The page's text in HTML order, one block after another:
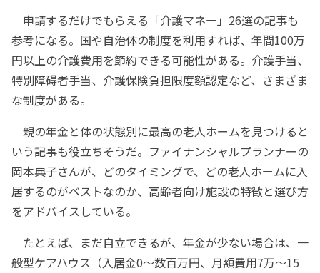
申請するだけでもらえる「介護マネー」26選の記事も
参考になる。国や自治体の制度を利用すれば、年間100万
円以上の介護費用を節約できる可能性がある。介護手当、
特別障碍者手当、介護保険負担限度額認定など、さまざま
な制度がある。
親の年金と体の状態別に最高の老人ホームを見つけると
いう記事も役立ちそうだ。ファイナンシャルプランナーの
岡本典子さんが、どのタイミングで、どの老人ホームに入
居するのがベストなのか、高齢者向け施設の特徴と選び方
をアドバイスしている。
たとえば、まだ自立できるが、年金が少ない場合は、一
般型ケアハウス（入居金0～数百万円、月額費用7万～15